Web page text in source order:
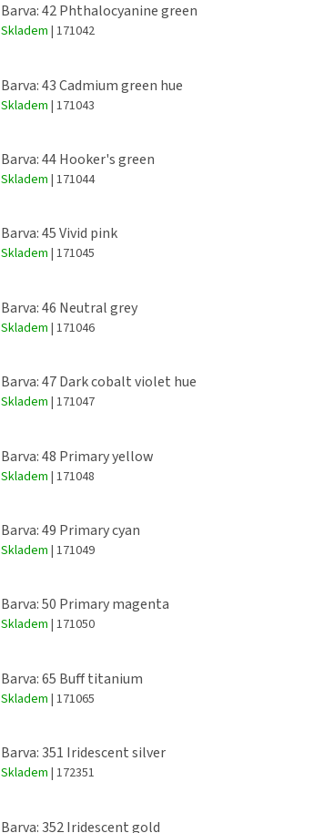
Barva: 42 Phthalocyanine green
Skladem | 171042
Barva: 43 Cadmium green hue
Skladem | 171043
Barva: 44 Hooker's green
Skladem | 171044
Barva: 45 Vivid pink
Skladem | 171045
Barva: 46 Neutral grey
Skladem | 171046
Barva: 47 Dark cobalt violet hue
Skladem | 171047
Barva: 48 Primary yellow
Skladem | 171048
Barva: 49 Primary cyan
Skladem | 171049
Barva: 50 Primary magenta
Skladem | 171050
Barva: 65 Buff titanium
Skladem | 171065
Barva: 351 Iridescent silver
Skladem | 172351
Barva: 352 Iridescent gold